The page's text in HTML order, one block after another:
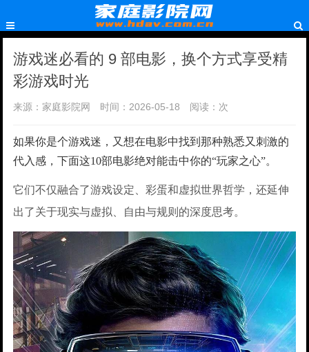
游戏迷必看的 9 部电影，换个方式享受精
彩游戏时光
来源：家庭影院网 时间：2026-05-18 阅读： 次
如果你是个游戏迷，又想在电影中找到那种熟悉又刺激的
代入感，下面这10部电影绝对能击中你的“玩家之心”。
它们不仅融合了游戏设定、彩蛋和虚拟世界哲学，还延伸
出了关于现实与虚拟、自由与规则的深度思考。